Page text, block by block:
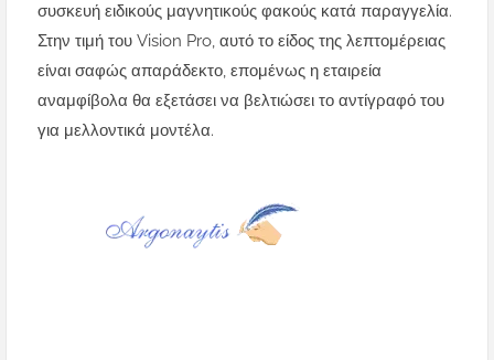
συσκευή ειδικούς μαγνητικούς φακούς κατά παραγγελία.
Στην τιμή του Vision Pro, αυτό το είδος της λεπτομέρειας
είναι σαφώς απαράδεκτο, επομένως η εταιρεία
αναμφίβολα θα εξετάσει να βελτιώσει το αντίγραφό του
για μελλοντικά μοντέλα.